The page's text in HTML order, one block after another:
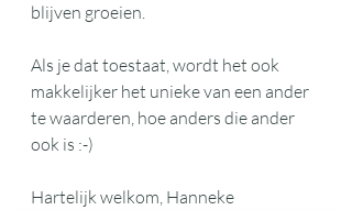
blijven groeien.
Als je dat toestaat, wordt het ook
makkelijker het unieke van een ander
te waarderen, hoe anders die ander
ook is :-)
Hartelijk welkom, Hanneke